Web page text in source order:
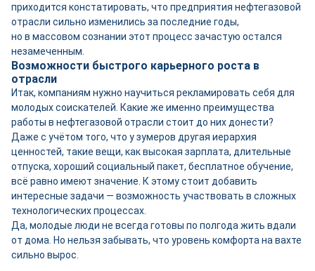
приходится констатировать, что предприятия нефтегазовой
отрасли сильно изменились за последние годы,
но в массовом сознании этот процесс зачастую остался
незамеченным.
Возможности быстрого карьерного роста в
отрасли
Итак, компаниям нужно научиться рекламировать себя для
молодых соискателей. Какие же именно преимущества
работы в нефтегазовой отрасли стоит до них донести?
Даже с учётом того, что у зумеров другая иерархия
ценностей, такие вещи, как высокая зарплата, длительные
отпуска, хороший социальный пакет, бесплатное обучение,
всё равно имеют значение. К этому стоит добавить
интересные задачи — возможность участвовать в сложных
технологических процессах.
Да, молодые люди не всегда готовы по полгода жить вдали
от дома. Но нельзя забывать, что уровень комфорта на вахте
сильно вырос.